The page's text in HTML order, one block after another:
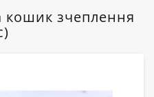
кошик зчеплення